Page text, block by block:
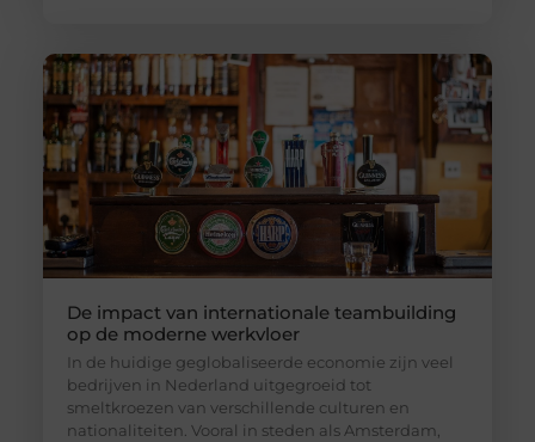
De impact van internationale teambuilding
op de moderne werkvloer
In de huidige geglobaliseerde economie zijn veel
bedrijven in Nederland uitgegroeid tot
smeltkroezen van verschillende culturen en
nationaliteiten. Vooral in steden als Amsterdam,